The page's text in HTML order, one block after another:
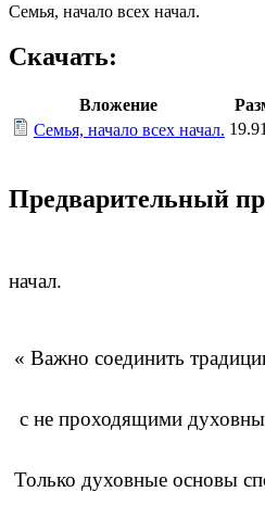
Семья, начало всех начал.
Скачать:
Вложение
Семья, начало всех начал.
Предварительный
Семья,
начал.
« Важно соединить
с не проходящими
Только духовные основы